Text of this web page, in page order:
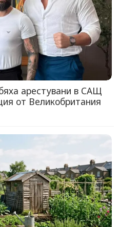
арестувани в САЩ
от Великобритания